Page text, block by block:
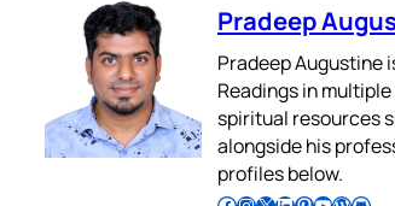
Pradeep
Pradeep Augustine
Readings in
spiritual resources
alongside his
profiles below.